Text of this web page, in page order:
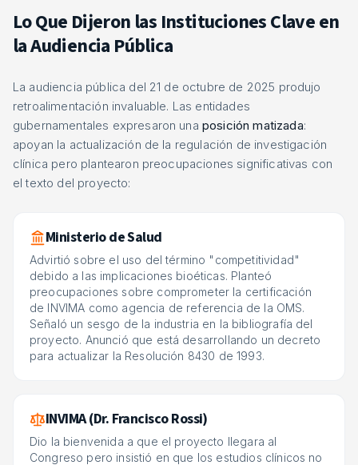
Lo Que Dijeron las Instituciones Clave en
la Audiencia Pública
La audiencia pública del 21 de octubre de 2025 produjo
retroalimentación invaluable. Las entidades
gubernamentales expresaron una posición matizada:
apoyan la actualización de la regulación de investigación
clínica pero plantearon preocupaciones significativas con
el texto del proyecto:
Ministerio de Salud
Advirtió sobre el uso del término "competitividad"
debido a las implicaciones bioéticas. Planteó
preocupaciones sobre comprometer la certificación
de INVIMA como agencia de referencia de la OMS.
Señaló un sesgo de la industria en la bibliografía del
proyecto. Anunció que está desarrollando un decreto
para actualizar la Resolución 8430 de 1993.
INVIMA (Dr. Francisco Rossi)
Dio la bienvenida a que el proyecto llegara al
Congreso pero insistió en que los estudios clínicos no